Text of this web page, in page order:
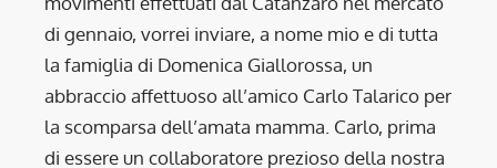
di gennaio, vorrei inviare, a nome mio e di tutta
la famiglia di Domenica Giallorossa, un
abbraccio affettuoso all’amico Carlo Talarico per
la scomparsa dell’amata mamma. Carlo, prima
di essere un collaboratore prezioso della nostra